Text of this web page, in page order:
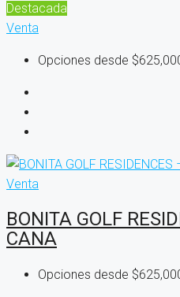
Destacada
Venta
Opciones desde
Venta
BONITA GOLF
CANA
Opciones desde